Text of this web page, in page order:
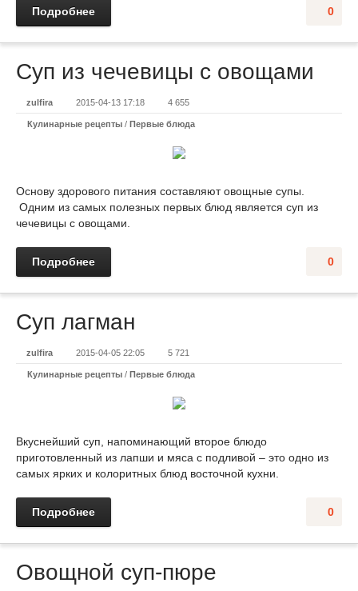
0
Подробнее
Суп из чечевицы с овощами
zulfira 2015-04-13 17:18 4 655
Кулинарные рецепты / Первые блюда
Основу здорового питания составляют овощные супы.
Одним из самых полезных первых блюд является суп из
чечевицы с овощами.
0
Подробнее
Суп лагман
zulfira 2015-04-05 22:05 5 721
Кулинарные рецепты / Первые блюда
Вкуснейший суп, напоминающий второе блюдо
приготовленный из лапши и мяса с подливой – это одно из
самых ярких и колоритных блюд восточной кухни.
0
Подробнее
Овощной суп-пюре